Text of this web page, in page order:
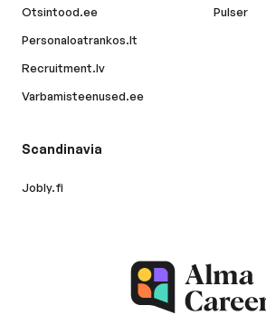
Otsintood.ee
Personaloatrankos.lt
Recruitment.lv
Varbamisteenused.ee
Pulser
Scandinavia
Jobly.fi